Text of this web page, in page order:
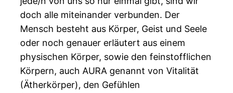
doch alle miteinander verbunden. Der
Mensch besteht aus Körper, Geist und Seele
oder noch genauer erläutert aus einem
physischen Körper, sowie den feinstofflichen
Körpern, auch AURA genannt von Vitalität
(Ätherkörper), den Gefühlen